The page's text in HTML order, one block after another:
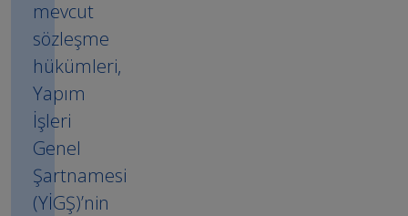
mevcut
sözleşme
hükümleri,
Yapım
İşleri
Genel
Şartnamesi
(YİGŞ)’nin